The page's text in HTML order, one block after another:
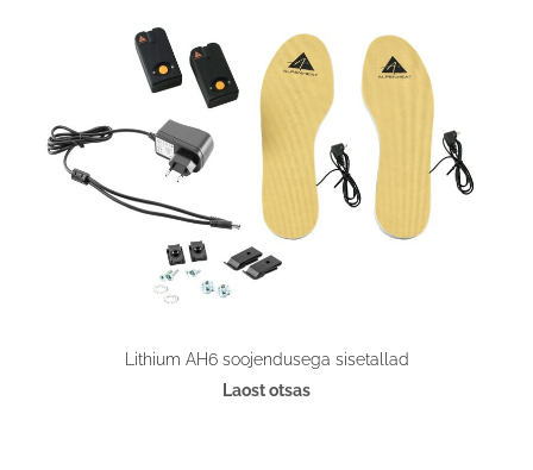
Lithium AH6 soojendusega sisetallad
Laost otsas